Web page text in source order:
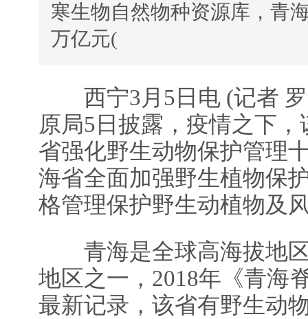
寒生物自然物种资源库，青
万亿元(
西宁3月5日电 (记者 罗
原局5日披露，疫情之下
省强化野生动物保护管理
海省全面加强野生植物保
格管理保护野生动植物及
青海是全球高海拔地区
地区之一，2018年《青海
最新记录，该省有野生动